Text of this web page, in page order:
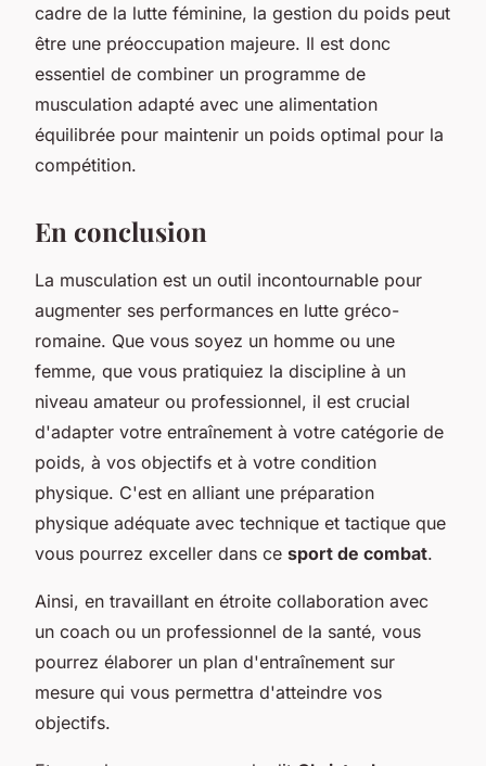
cadre de la lutte féminine, la gestion du poids peut
être une préoccupation majeure. Il est donc
essentiel de combiner un programme de
musculation adapté avec une alimentation
équilibrée pour maintenir un poids optimal pour la
compétition.
En conclusion
La musculation est un outil incontournable pour
augmenter ses performances en lutte gréco-
romaine. Que vous soyez un homme ou une
femme, que vous pratiquiez la discipline à un
niveau amateur ou professionnel, il est crucial
d'adapter votre entraînement à votre catégorie de
poids, à vos objectifs et à votre condition
physique. C'est en alliant une préparation
physique adéquate avec technique et tactique que
vous pourrez exceller dans ce sport de combat.
Ainsi, en travaillant en étroite collaboration avec
un coach ou un professionnel de la santé, vous
pourrez élaborer un plan d'entraînement sur
mesure qui vous permettra d'atteindre vos
objectifs.